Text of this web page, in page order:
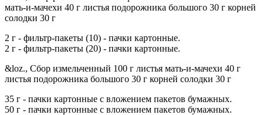
мать-и-мачехи 40 г листья подорожника большого 30 г корней
солодки 30 г
2 г - фильтр-пакеты (10) - пачки картонные.
2 г - фильтр-пакеты (20) - пачки картонные.
&loz., Сбор измельченный 100 г листья мать-и-мачехи 40 г
листья подорожника большого 30 г корней солодки 30 г
35 г - пачки картонные с вложением пакетов бумажных.
50 г - пачки картонные с вложением пакетов бумажных.